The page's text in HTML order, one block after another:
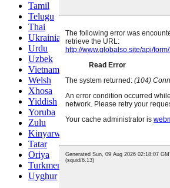
Tamil
Telugu
Thai
Ukrainian
Urdu
Uzbek
Vietnamese
Welsh
Xhosa
Yiddish
Yoruba
Zulu
Kinyarwanda
Tatar
Oriya
Turkmen
Uyghur